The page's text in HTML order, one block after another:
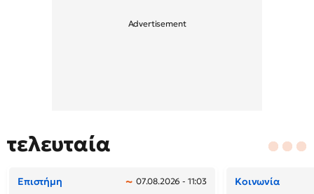
τελευταία
Επιστήμη 07.08.2026 - 11:03 Κοινωνία